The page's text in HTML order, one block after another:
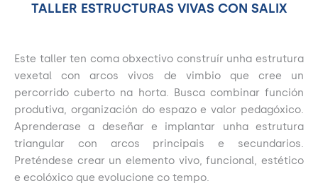
TALLER ESTRUCTURAS VIVAS CON SALIX
Este taller ten coma obxectivo construír unha estrutura
vexetal con arcos vivos de vimbio que cree un
percorrido cuberto na horta. Busca combinar función
produtiva, organización do espazo e valor pedagóxico.
Aprenderase a deseñar e implantar unha estrutura
triangular con arcos principais e secundarios.
Preténdese crear un elemento vivo, funcional, estético
e ecolóxico que evolucione co tempo.